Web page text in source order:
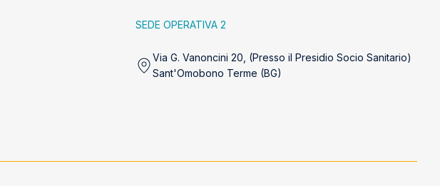
SEDE OPERATIVA 2
Via G. Vanoncini 20, (Presso il Presidio Socio Sanitario)
Sant'Omobono Terme (BG)